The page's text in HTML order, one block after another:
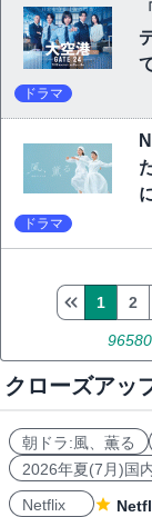
ドラマ
ドラマ
96580
1 2
クローズアッ
朝ドラ:風、薫る
2026年夏(7月)国
Netflix